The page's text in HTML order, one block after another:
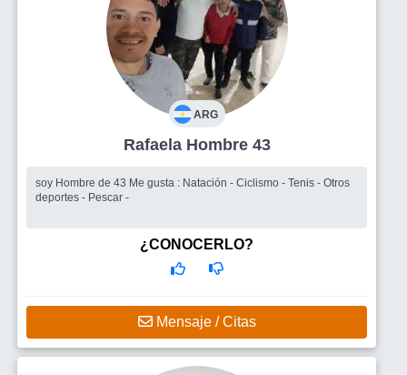
ARG
Rafaela Hombre 43
soy Hombre de 43 Me gusta : Natación - Ciclismo - Tenis - Otros
deportes - Pescar -
¿CONOCERLO?
Mensaje / Citas